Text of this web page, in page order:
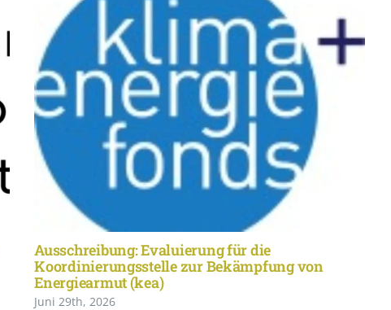
Ausschreibung: Evaluierung für die
Koordinierungsstelle zur Bekämpfung von
Energiearmut (kea)
Juni 29th, 2026